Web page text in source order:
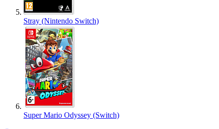
Stray (Nintendo Switch)
Super Mario Odyssey (Switch)